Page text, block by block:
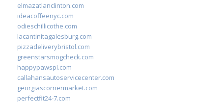
elmazatlanclinton.com
ideacoffeenyc.com
odieschillicothe.com
lacantinitagalesburg.com
pizzadeliverybristol.com
greenstarsmogcheck.com
happypawspl.com
callahansautoservicecenter.com
georgiascornermarket.com
perfectfit24-7.com